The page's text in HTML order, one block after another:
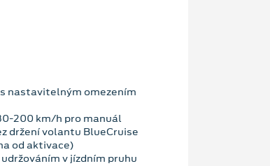
nastavitelným omezením
200 km/h pro manuál
držení volantu BlueCruise
od aktivace)
v jízdním pruhu